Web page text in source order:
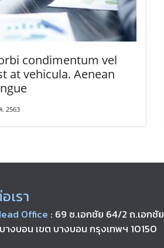
condimentum vel
at vehicula. Aenean
. 2563
เรา
Office : 69 ซ.เอกชัย 64/2 ถ.เอกชัย
างบอน เขต บางบอน กรุงเทพฯ 10150